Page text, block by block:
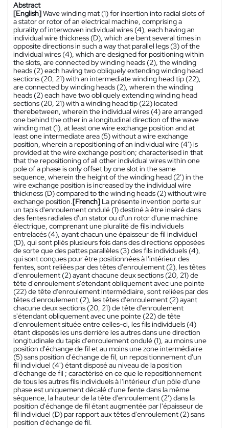
Abstract
[English]Wave winding mat (1) for insertion into radial slots of
a stator or rotor of an electrical machine, comprising a
plurality of interwoven individual wires (4), each having an
individual wire thickness (D), which are bent several times in
opposite directions in such a way that parallel legs (3) of the
individual wires (4), which are designed for positioning within
the slots, are connected by winding heads (2), the winding
heads (2) each having two obliquely extending winding head
sections (20, 21) with an intermediate winding head tip (22),
are connected by winding heads (2), wherein the winding
heads (2) each have two obliquely extending winding head
sections (20, 21) with a winding head tip (22) located
therebetween, wherein the individual wires (4) are arranged
one behind the other in a longitudinal direction of the wave
winding mat (1), at least one wire exchange position and at
least one intermediate area (5) without a wire exchange
position, wherein a repositioning of an individual wire (4') is
provided at the wire exchange position; characterised in that
that the repositioning of all other individual wires within one
pole of a phase is only offset by one slot in the same
sequence, wherein the height of the winding head (2') in the
wire exchange position is increased by the individual wire
thickness (D) compared to the winding heads (2) without wire
exchange position.[French] La présente invention porte sur
un tapis d'enroulement ondulé (1) destiné à être inséré dans
des fentes radiales d'un stator ou d'un rotor d'une machine
électrique, comprenant une pluralité de fils individuels
entrelacés (4), ayant chacun une épaisseur de fil individuel
(D), qui sont pliés plusieurs fois dans des directions opposées
de sorte que des pattes parallèles (3) des fils individuels (4),
qui sont conçues pour être positionnées à l'intérieur des
fentes, sont reliées par des têtes d'enroulement (2), les têtes
d'enroulement (2) ayant chacune deux sections (20, 21) de
tête d'enroulement s'étendant obliquement avec une pointe
(22) de tête d'enroulement intermédiaire, sont reliées par des
têtes d'enroulement (2), les têtes d'enroulement (2) ayant
chacune deux sections (20, 21) de tête d'enroulement
s'étendant obliquement avec une pointe (22) de tête
d'enroulement située entre celles-ci, les fils individuels (4)
étant disposés les uns derrière les autres dans une direction
longitudinale du tapis d'enroulement ondulé (1), au moins une
position d'échange de fil et au moins une zone intermédiaire
(5) sans position d'échange de fil, un repositionnement d'un
fil individuel (4') étant disposé au niveau de la position
d'échange de fil ; caractérisé en ce que le repositionnement
de tous les autres fils individuels à l'intérieur d'un pôle d'une
phase est uniquement décalé d'une fente dans la même
séquence, la hauteur de la tête d'enroulement (2') dans la
position d'échange de fil étant augmentée par l'épaisseur de
fil individuel (D) par rapport aux têtes d'enroulement (2) sans
position d'échange de fil.